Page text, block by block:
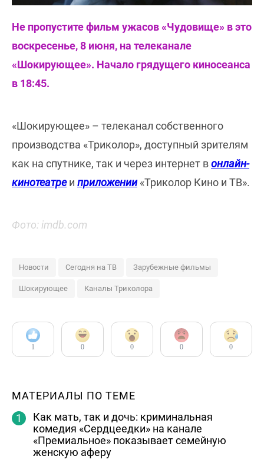
Не пропустите фильм ужасов «Чудовище» в это
воскресенье, 8 июня, на телеканале
«Шокирующее». Начало грядущего киносеанса
в 18:45.
«Шокирующее» – телеканал собственного
производства «Триколор», доступный зрителям
как на спутнике, так и через интернет вонлайн-
кинотеатреи приложении«Триколор Кино и ТВ».
Фото: imdb.com
Новости Сегодня на ТВ Зарубежные фильмы
Шокирующее Каналы Триколора
1 0 0 0 0
МАТЕРИАЛЫ ПО ТЕМЕ
Как мать, так и дочь: криминальная
комедия «Сердцеедки» на канале
«Премиальное» показывает семейную
женскую аферу